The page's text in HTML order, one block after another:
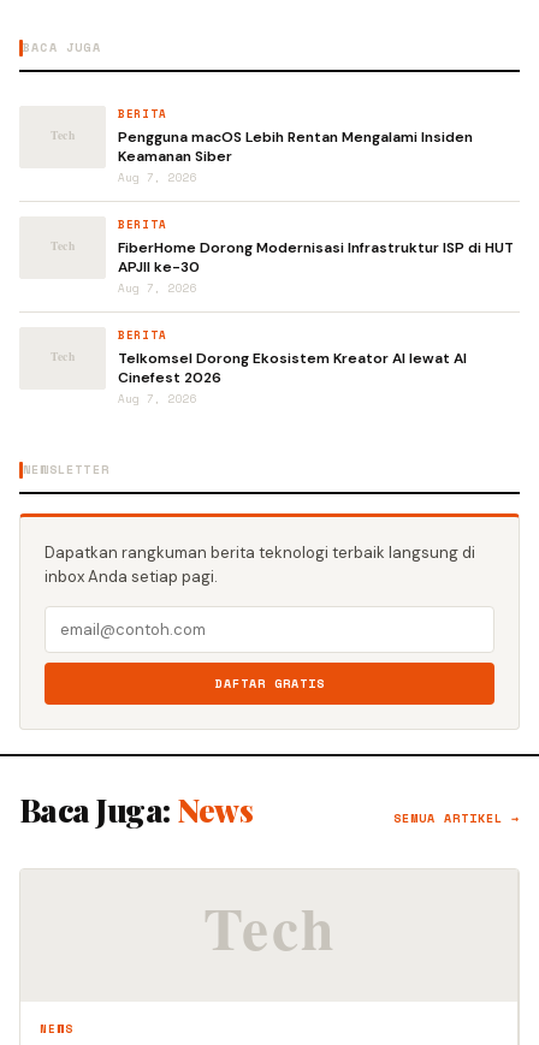
BACA JUGA
BERITA
Pengguna macOS Lebih Rentan Mengalami Insiden
Keamanan Siber
Aug 7, 2026
BERITA
FiberHome Dorong Modernisasi Infrastruktur ISP di HUT
APJII ke-30
Aug 7, 2026
BERITA
Telkomsel Dorong Ekosistem Kreator AI lewat AI
Cinefest 2026
Aug 7, 2026
NEWSLETTER
Dapatkan rangkuman berita teknologi terbaik langsung di
inbox Anda setiap pagi.
DAFTAR GRATIS
Baca Juga: News SEMUA ARTIKEL →
NEWS